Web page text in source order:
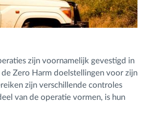
zijn voornamelijk gevestigd in
Zero Harm doelstellingen voor zijn
zijn verschillende controles
van de operatie vormen, is hun